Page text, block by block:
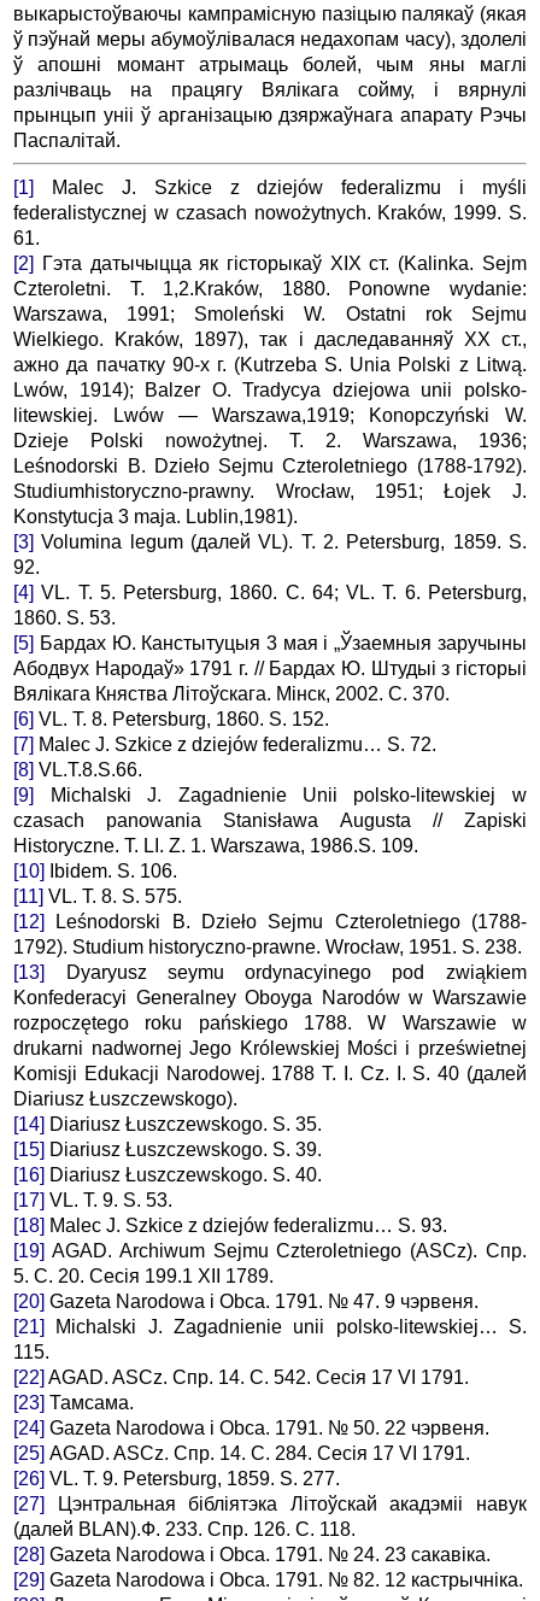
выкарыстоўваючы кампрамісную пазіцыю палякаў (якая
ў пэўнай меры абумоўлівалася недахопам часу), здолелі
ў апошні момант атрымаць болей, чым яны маглі
разлічваць на працягу Вялікага сойму, і вярнулі
прынцып уніі ў арганізацыю дзяржаўнага апарату Рэчы
Паспалітай.
[1]
Malec J. Szkice z dziеjów federalizmu i myśli
federalistycznej w czasach nowożytnych. Kraków, 1999. S.
61.
[2]
Гэта датычыцца як гісторыкаў ХІХ ст. (Kalinka. Sejm
Czteroletni. T. 1,2.Kraków, 1880. Ponowne wydanie:
Warszawa, 1991; Smoleński W. Ostatni rok Sejmu
Wielkiego. Kraków, 1897), так і даследаванняў ХХ ст.,
ажно да пачатку 90-х г. (Kutrzeba S. Unia Polski z Litwą.
Lwów, 1914); Balzer O. Tradycya dziejowa unii polsko-
litewskiej. Lwów — Warszawa,1919; Konopczyński W.
Dzieje Polski nowożytnej. T. 2. Warszawa, 1936;
Leśnodorski B. Dzieło Sejmu Czteroletniego (1788-1792).
Studiumhistoryczno-prawny. Wrocław, 1951; Łojek J.
Konstytucja 3 maja. Lublin,1981).
[3] Volumina legum (далей VL). T. 2. Petersburg, 1859. S.
92.
[4] VL. T. 5. Petersburg, 1860. С. 64; VL. T. 6. Petersburg,
1860. S. 53.
[5] Бардах Ю. Канстытуцыя 3 мая і „Ўзаемныя заручыны
Абодвух Народаў» 1791 г. // Бардах Ю. Штудыі з гісторыі
Вялікага Княства Літоўскага. Мінск, 2002. С. 370.
[6] VL. T. 8. Petersburg, 1860. S. 152.
[7] Malec J. Szkice z dziejów federalizmu… S. 72.
[8] VL.T.8.S.66.
[9]
Michalski J. Zagadnienie Unii polsko-litewskiej w
czasach panowania Stanisława Augusta // Zapiski
Historyczne. T. LI. Z. 1. Warszawa, 1986.S. 109.
[10]
Ibidem. S. 106.
[11] VL. T. 8. S. 575.
[12]
Leśnodorski B. Dzieło Sejmu Czteroletniego (1788-
1792). Studium historyczno-prawne. Wrocław, 1951. S. 238.
[13]
Dyaryusz seymu ordynacyinego pod zwiąkiem
Konfederacyi Generalney Oboyga Narodów w Warszawie
rozpoczętego roku pańskiego 1788. W Warszawie w
drukarni nadwornej Jego Królewskiej Mości i prześwietnej
Komisji Edukacji Narodowej. 1788 Т. I. Сz. I. S. 40 (далей
Diariusz Łuszczewskogo).
[14] Diariusz Łuszczewskogo. S. 35.
[15] Diariusz Łuszczewskogo. S. 39.
[16] Diariusz Łuszczewskogo. S. 40.
[17] VL. T. 9. S. 53.
[18] Malec J. Szkice z dziejów federalizmu… S. 93.
[19] AGAD. Archiwum Sejmu Czteroletniego (ASCz). Cпр.
5. С. 20. Сесія 199.1 XII 1789.
[20] Gazeta Narodowa i Obca. 1791. № 47. 9 чэрвеня.
[21]
Michalski J. Zagadnienie unii polsko-litewskiej… S.
115.
[22] AGAD. ASCz. Спр. 14. С. 542. Сесія 17 VI 1791.
[23] Тамсама.
[24] Gazeta Narodowa і Obca. 1791. № 50. 22 чэрвеня.
[25] AGAD. ASCz. Спр. 14. С. 284. Сесія 17 VI 1791.
[26] VL. Т. 9. Petersburg, 1859. S. 277.
[27]
Цэнтральная бібліятэка Літоўскай акадэміі навук
(далей BLAN).Ф. 233. Спр. 126. С. 118.
[28] Gazeta Narodowa і Obca. 1791. № 24. 23 сакавіка.
[29] Gazeta Narodowa і Obca. 1791. № 82. 12 кастрычніка.